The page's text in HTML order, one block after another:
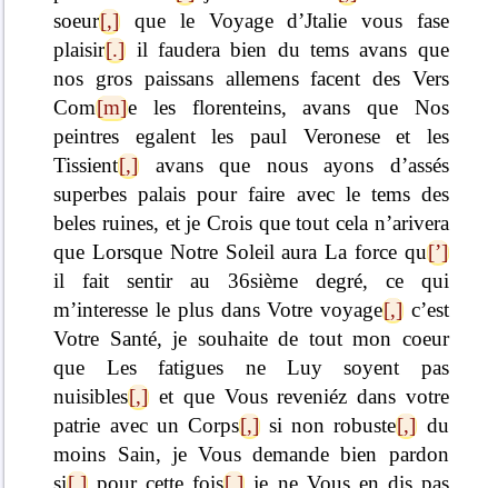
soeur[,] que le Voyage d’Jtalie vous fase
plaisir[.] il faudera bien du tems avans que
nos gros paissans allemens facent des Vers
Com[m]e les florenteins, avans que Nos
peintres egalent les paul Veronese et les
Tissient[,] avans que nous ayons d’assés
superbes palais pour faire avec le tems des
beles ruines, et je Crois que tout cela n’arivera
que Lorsque Notre Soleil aura La force qu[’]
il fait sentir au 36sième degré, ce qui
m’interesse le plus dans Votre voyage[,]c’est
Votre Santé, je souhaite de tout mon coeur
que Les fatigues ne Luy soyent pas
nuisibles[,] et que Vous reveniéz dans votre
patrie avec un Corps[,]si non robuste[,] du
moins Sain, je Vous demande bien pardon
si[,] pour cette fois[,] je ne Vous en dis pas